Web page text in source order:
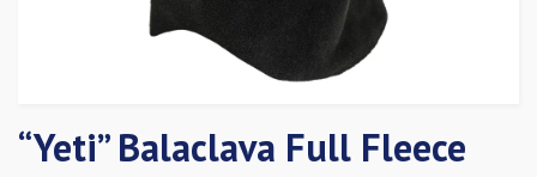
“Yeti” Balaclava Full Fleece